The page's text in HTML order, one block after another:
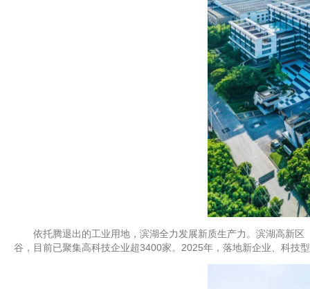
依托腾退出的工业用地，滨湖全力发展新质生产力。滨湖高新区
谷，目前已聚集高科技企业超3400家。2025年，落地新企业、科技